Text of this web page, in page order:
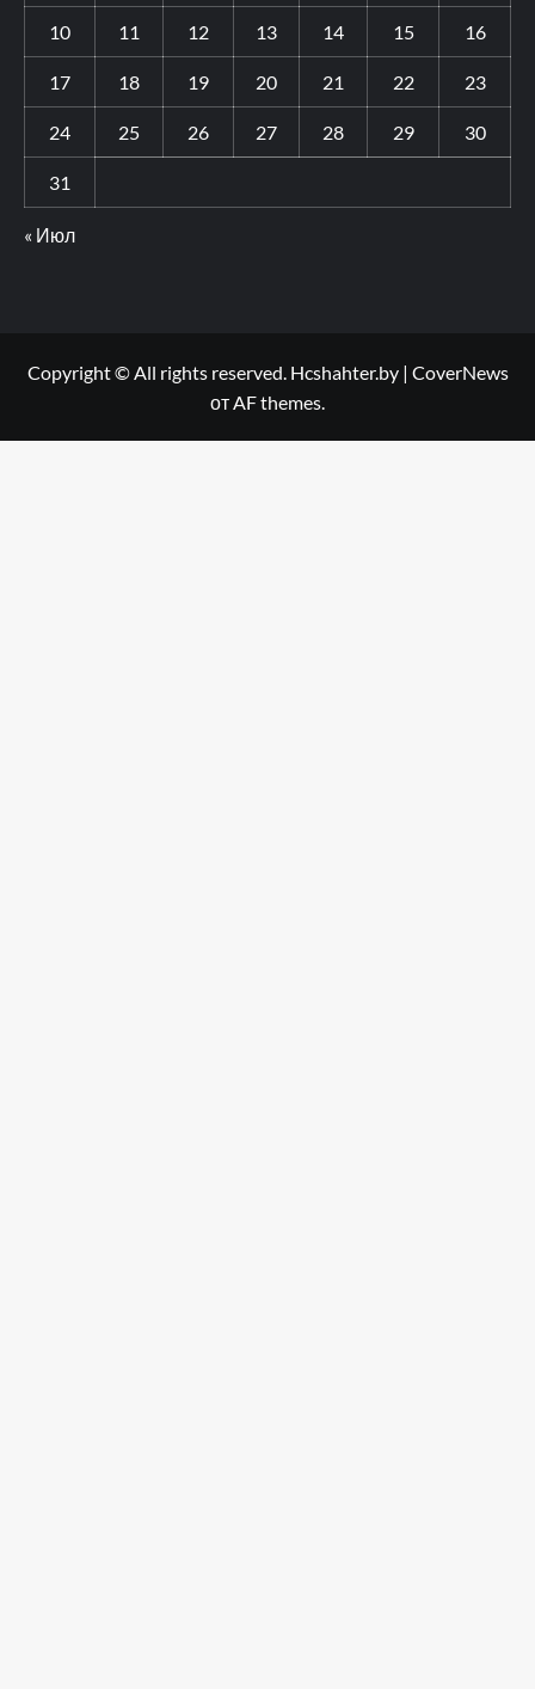
10 11 12 13 14 15 16
17 18 19 20 21 22 23
24 25 26 27 28 29 30
31
« Июл
Copyright © All rights reserved. Hcshahter.by | CoverNews
от AF themes.